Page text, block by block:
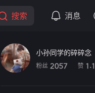
搜索 消息
小孙同学的碎碎念
粉丝 2057 赞 1.1